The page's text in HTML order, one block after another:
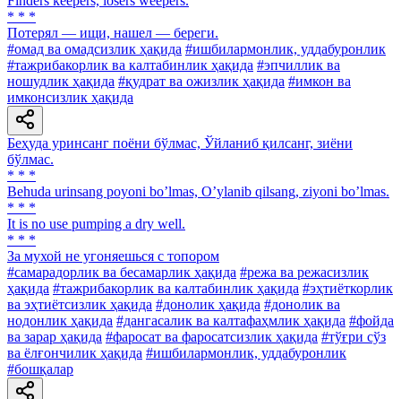
* * *
Потерял — ищи, нашел — береги.
#омад ва омадсизлик ҳақида #ишбилармонлик, уддабуронлик
#тажрибакорлик ва калтабинлик ҳақида #эпчиллик ва
ношудлик ҳақида #қудрат ва ожизлик ҳақида #имкон ва
имконсизлик ҳақида
Беҳуда уринсанг поёни бўлмас, Ўйланиб қилсанг, зиёни
бўлмас.
* * *
Behuda urinsang poyoni boʼlmas, Oʼylanib qilsang, ziyoni boʼlmas.
* * *
It is no use pumping a dry well.
* * *
За мухой не угоняешься с топором
#самарадорлик ва бесамарлик ҳақида #режа ва режасизлик
ҳақида #тажрибакорлик ва калтабинлик ҳақида #эҳтиёткорлик
ва эҳтиётсизлик ҳақида #донолик ҳақида #донолик ва
нодонлик ҳақида #дангасалик ва калтафаҳмлик ҳақида #фойда
ва зарар ҳақида #фаросат ва фаросатсизлик ҳақида #тўғри сўз
ва ёлғончилик ҳақида #ишбилармонлик, уддабуронлик
#бошқалар